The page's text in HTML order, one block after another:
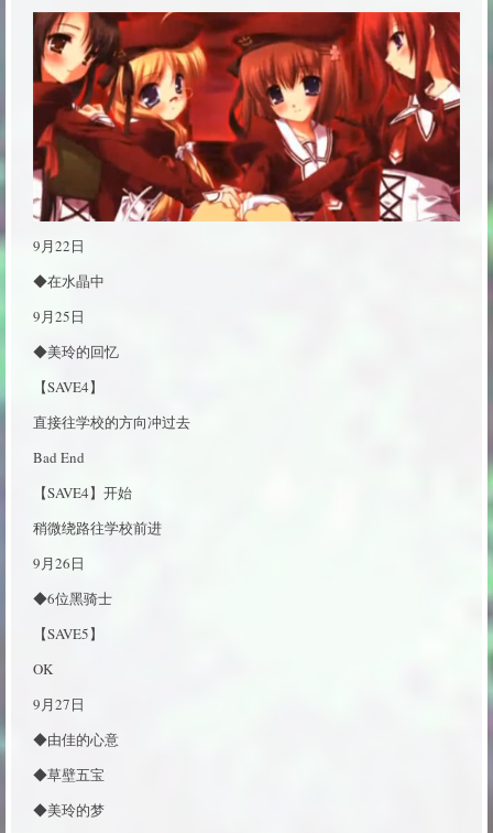
9月22日
◆在水晶中
9月25日
◆美玲的回忆
【SAVE4】
直接往学校的方向冲过去
Bad End
【SAVE4】开始
稍微绕路往学校前进
9月26日
◆6位黑骑士
【SAVE5】
OK
9月27日
◆由佳的心意
◆草壁五宝
◆美玲的梦